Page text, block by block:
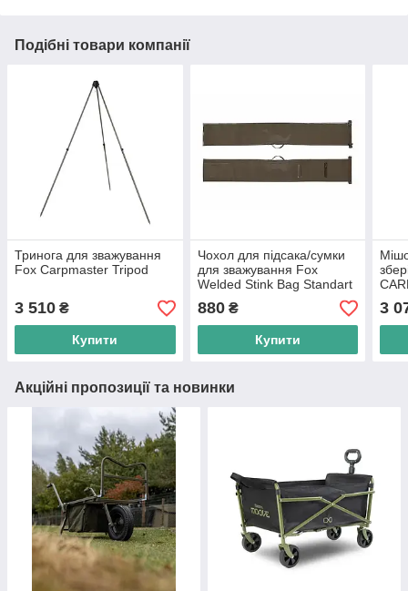
Подібні товари компанії
Тринога для зважування
Fox Carpmaster Tripod
3 510 ₴
Купити
Чохол для підсака/сумки
для зважування Fox
Welded Stink Bag Standart
880₴
Купити
3
Акційні пропозиції та новинки